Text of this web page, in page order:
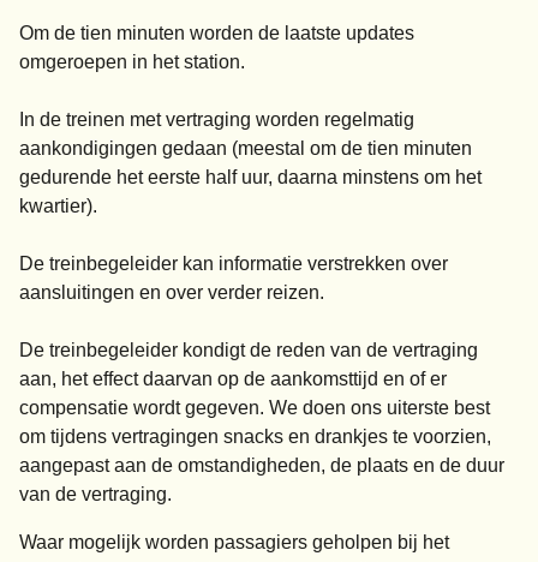
Om de tien minuten worden de laatste updates
omgeroepen in het station.
In de treinen met vertraging worden regelmatig
aankondigingen gedaan (meestal om de tien minuten
gedurende het eerste half uur, daarna minstens om het
kwartier).
De treinbegeleider kan informatie verstrekken over
aansluitingen en over verder reizen.
De treinbegeleider kondigt de reden van de vertraging
aan, het effect daarvan op de aankomsttijd en of er
compensatie wordt gegeven. We doen ons uiterste best
om tijdens vertragingen snacks en drankjes te voorzien,
aangepast aan de omstandigheden, de plaats en de duur
van de vertraging.
Waar mogelijk worden passagiers geholpen bij het